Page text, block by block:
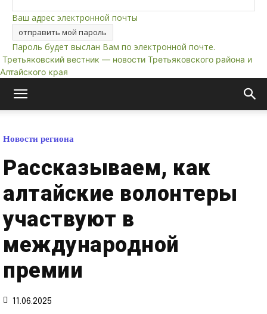
Ваш адрес электронной почты
Пароль будет выслан Вам по электронной почте.
Третьяковский вестник — новости Третьяковского района и
Алтайского края
Новости региона
Рассказываем, как
алтайские волонтеры
участвуют в
международной
премии
11.06.2025